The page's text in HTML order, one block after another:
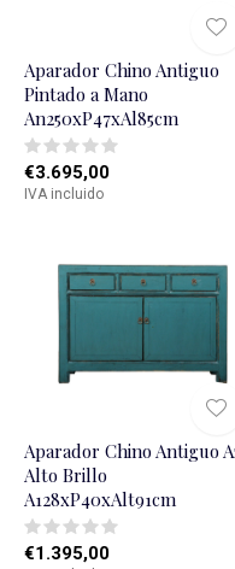
Aparador Chino Antiguo
Pintado a Mano
An250xP47xAl85cm
€3.695,00
IVA incluido
Aparador Chino Antiguo
Alto Brillo
A128xP40xAlt91cm
€1.395,00